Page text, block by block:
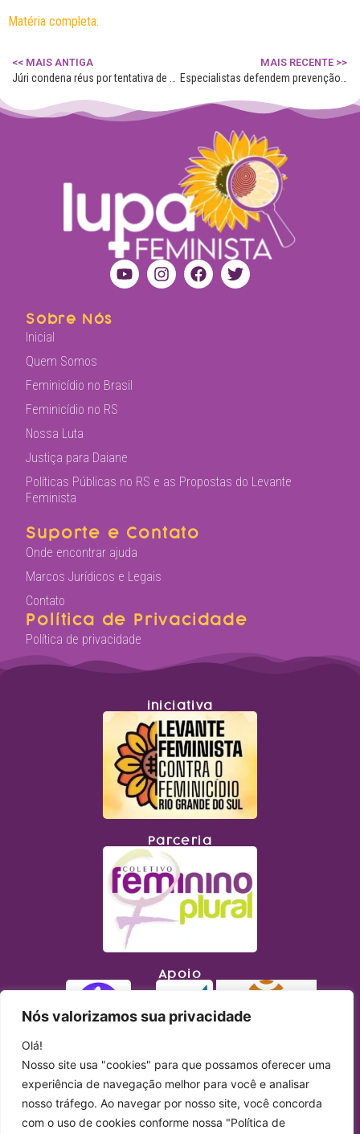
Nós valorizamos sua privacidade
Olá!
Nosso site usa "cookies" para que possamos oferecer uma
experiência de navegação melhor para você e analisar
nosso tráfego. Ao navegar por nosso site, você concorda
com o uso de cookies conforme nossa "Política de
Matéria completa:
<< MAIS ANTIGA
Júri condena réus por tentativa de feminicídio e outros crimes em Pelotas
MAIS RECENTE >>
Especialistas defendem prevenção e rede integrada contra feminicídios no RS
Sobre Nós
Inicial
Quem Somos
Feminicídio no Brasil
Feminicídio no RS
Nossa Luta
Justiça para Daiane
Políticas Públicas no RS e as Propostas do Levante
Feminista
Suporte e Contato
Onde encontrar ajuda
Marcos Jurídicos e Legais
Contato
Política de Privacidade
Política de privacidade
iniciativa
Parceria
Apoio